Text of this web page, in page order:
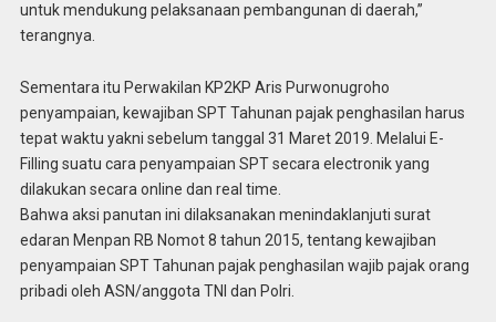
untuk mendukung pelaksanaan pembangunan di daerah,”
terangnya.
Sementara itu Perwakilan KP2KP Aris Purwonugroho
penyampaian, kewajiban SPT Tahunan pajak penghasilan harus
tepat waktu yakni sebelum tanggal 31 Maret 2019. Melalui E-
Filling suatu cara penyampaian SPT secara electronik yang
dilakukan secara online dan real time.
Bahwa aksi panutan ini dilaksanakan menindaklanjuti surat
edaran Menpan RB Nomot 8 tahun 2015, tentang kewajiban
penyampaian SPT Tahunan pajak penghasilan wajib pajak orang
pribadi oleh ASN/anggota TNI dan Polri.